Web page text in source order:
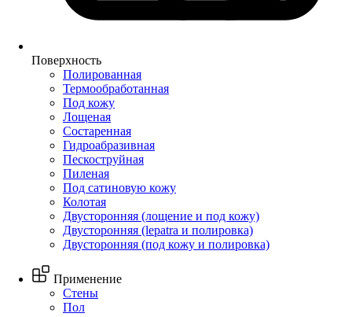
Поверхность
Полированная
Термообработанная
Под кожу
Лощеная
Состаренная
Гидроабразивная
Пескоструйная
Пиленая
Под сатиновую кожу
Колотая
Двусторонняя (лощение и под кожу)
Двусторонняя (lepatra и полировка)
Двусторонняя (под кожу и полировка)
Применение
Стены
Пол